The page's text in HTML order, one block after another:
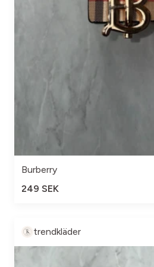
Burberry
249 SEK
trendkläder